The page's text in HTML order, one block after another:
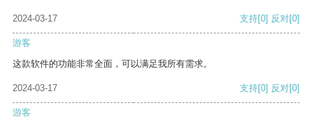
2024-03-17 支持[0] 反对[0]
游客
这款软件的功能非常全面，可以满足我所有需求。
2024-03-17 支持[0] 反对[0]
游客